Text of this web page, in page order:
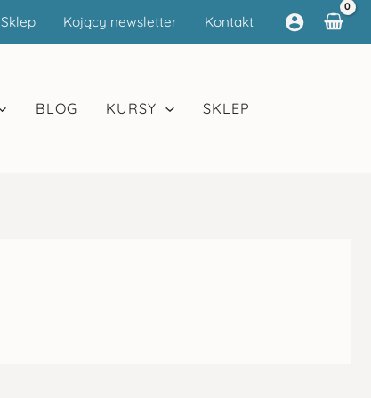
Sklep Kojący newsletter Kontakt
BLOG KURSY SKLEP